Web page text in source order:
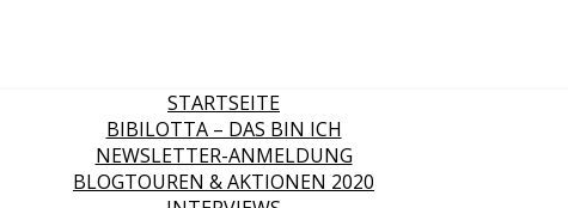
STARTSEITE
BIBILOTTA – DAS BIN ICH
NEWSLETTER-ANMELDUNG
BLOGTOUREN & AKTIONEN 2020